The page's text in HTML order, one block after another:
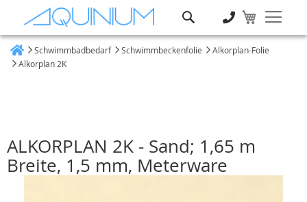
Schwimmbadbedarf Schwimmbeckenfolie
Alkorplan-Folie
Alkorplan 2K
ALKORPLAN 2K - Sand; 1,65 m
Breite, 1,5 mm, Meterware